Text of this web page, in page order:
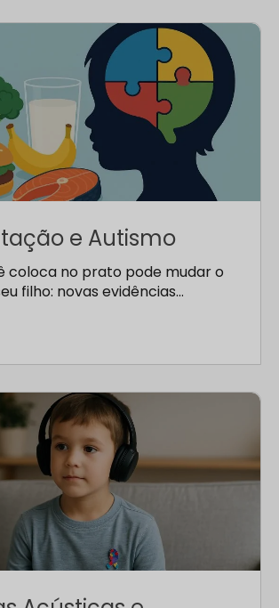
e Autismo
coloca no prato pode mudar o
filho: novas evidências…